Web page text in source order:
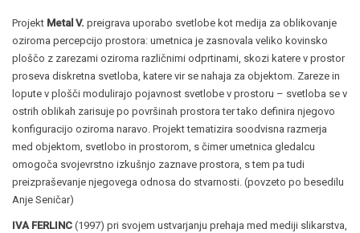
Projekt Metal V. preigrava uporabo svetlobe kot medija za oblikovanje
oziroma percepcijo prostora: umetnica je zasnovala veliko kovinsko
ploščo z zarezami oziroma različnimi odprtinami, skozi katere v prostor
proseva diskretna svetloba, katere vir se nahaja za objektom. Zareze in
lopute v plošči modulirajo pojavnost svetlobe v prostoru – svetloba se v
ostrih oblikah zarisuje po površinah prostora ter tako definira njegovo
konfiguracijo oziroma naravo. Projekt tematizira soodvisna razmerja
med objektom, svetlobo in prostorom, s čimer umetnica gledalcu
omogoča svojevrstno izkušnjo zaznave prostora, s tem pa tudi
preizpraševanje njegovega odnosa do stvarnosti. (povzeto po besedilu
Anje Seničar)
IVA FERLINC (1997) pri svojem ustvarjanju prehaja med mediji slikarstva,